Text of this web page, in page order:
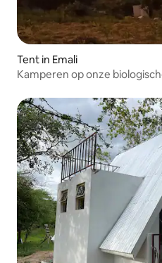
Tent in Emali
Kamperen op onze